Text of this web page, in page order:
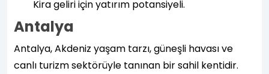
Kira geliri için yatırım potansiyeli.
Antalya
Antalya, Akdeniz yaşam tarzı, güneşli havası ve
canlı turizm sektörüyle tanınan bir sahil kentidir.